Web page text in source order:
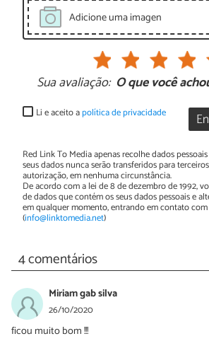
Adicione uma imagen
Sua avaliação: O que você
Li e aceito apolítica de privacidade
Red Link To Media apenas recolhe dados
seus dados nunca serão transferidos para
autorização, em nenhuma circunstância.
De acordo com a lei de 8 de dezembro de 1992,
de dados que contém os seus dados pessoais e
em qualquer momento, entrando em contato
(info@linktomedia.net)
4 comentários
Miriam gab silva
26/10/2020
ficou muito bom !!!